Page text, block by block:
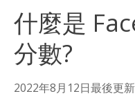
什麼是
分數?
2022年8月12日最後更新